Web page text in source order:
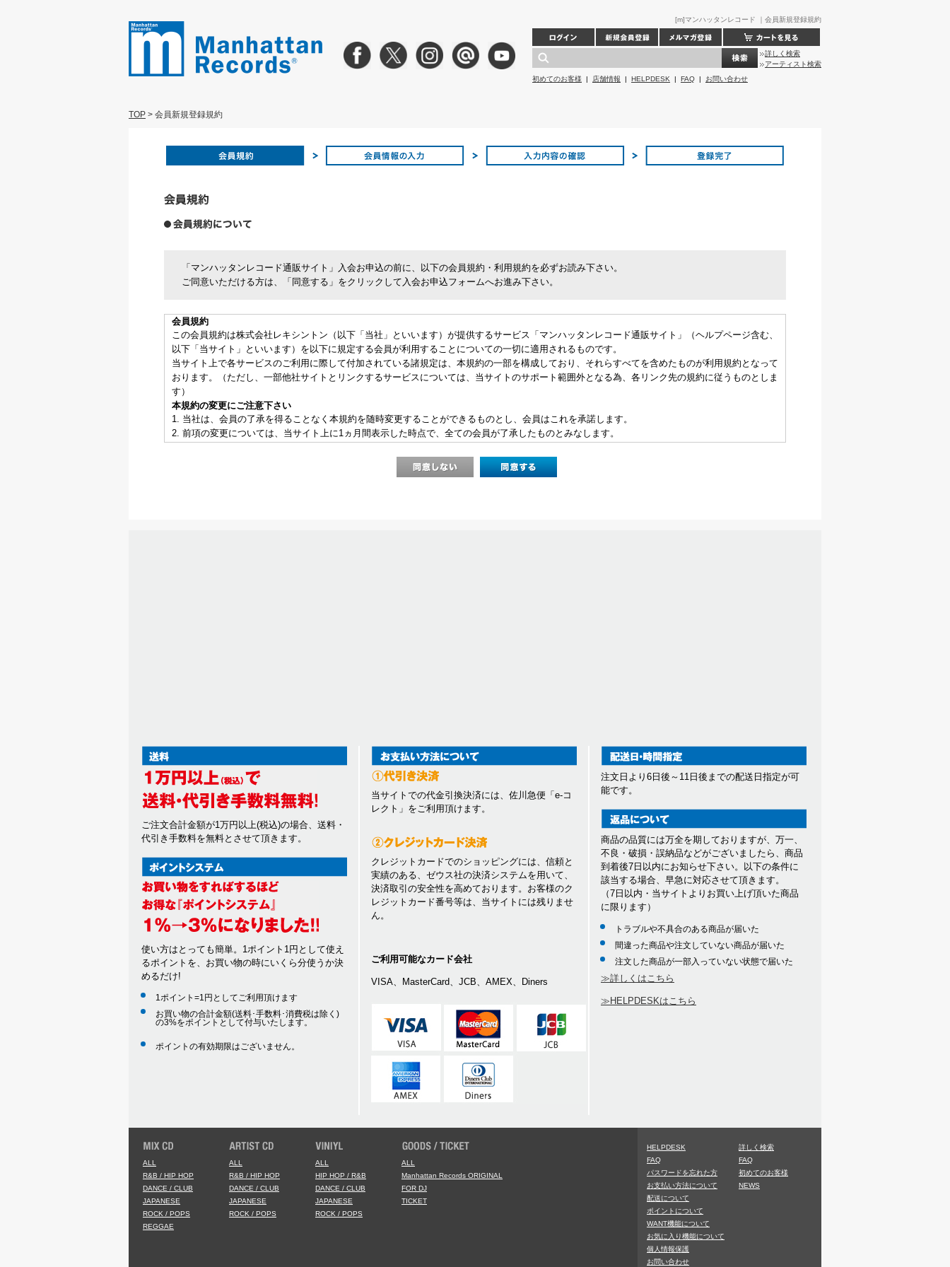
[m]マンハッタンレコード ｜会員新規登録規約
詳しく検索
アーティスト検索
初めてのお客様 | 店舗情報 | HELPDESK | FAQ | お問い合わせ
TOP > 会員新規登録規約
「マンハッタンレコード通販サイト」入会お申込の前に、以下の会員規約・利用規約を必ずお読み下さい。
ご同意いただける方は、「同意する」をクリックして入会お申込フォームへお進み下さい。
会員規約
この会員規約は株式会社レキシントン（以下「当社」といいます）が提供するサービス「マンハッタンレコード通販サイト」（ヘルプページ含む、
以下「当サイト」といいます）を以下に規定する会員が利用することについての一切に適用されるものです。
当サイト上で各サービスのご利用に際して付加されている諸規定は、本規約の一部を構成しており、それらすべてを含めたものが利用規約となって
おります。（ただし、一部他社サイトとリンクするサービスについては、当サイトのサポート範囲外となる為、各リンク先の規約に従うものとしま
す）
本規約の変更にご注意下さい
1. 当社は、会員の了承を得ることなく本規約を随時変更することができるものとし、会員はこれを承諾します。
2. 前項の変更については、当サイト上に1ヵ月間表示した時点で、全ての会員が了承したものとみなします。
1. 本規約の変更のケース以外に当社が必要と判断した場合、当社は、会員に対し随時必要な事項を通知します。
2. 前項の通知は、当サイト上に表示した時点で全ての会員に通知したものとみなします。
(a) 当サイトのシステムの保守を定期的に又は緊急に行う場合
(b) 火災、停電等により当サイトの提供ができなくなった場合
(c) 地震、噴火、洪水、津波等の天災により当サイトの提供ができなくなった場合
(d) 戦争、動乱、暴動、騒乱、労働争議等により当サイトの提供ができなくなった場合
(e) その他、運用上或は技術上当社が当サイトの一時的な中断が必要と判断した場合
2. 当社は、前項各号の場合以外の事由により当サイトの提供の遅延又は中断等が発生したとしても、これに起因する会員又は他の第三者が被った
損害について一切の責任をも負わないものとします。
禁止事項
1. 当サイト上では以下の行為を禁止します。
(a) 他の会員、第三者又は当社の著作権、その他知的所有権を侵害する行為
(b) 有害なコンピュータプログラム等を送信又は書き込む行為
(c) 第三者に不利益を与える行為
(d) 営利を目的として当サイトを利用する行為
(e) 公序良俗に反する行為
(g) その他、法令に反する行為
2. 会員が当サイトの利用にあたり、第三者に対して損害を与えた場合、当該会員は、自己の責任と費用をもって解決し、当社に迷惑を掛け或は損
3. 当社は当サイトの利用により発生した会員の損害全てに対し、いかなる責任をも負わないものとし、損害賠償をする一切の義務はないものとし
4. 会員が本条に違反して当社に損害を与えた場合、当社は、当該会員に対して被った損害の賠償を請求できるものとします。
行為はできないものとします。
会員の資格を当社で剥奪する場合があります
1. 会員が、以下の何れかの項目に該当する場合、当社は当該会員に事前に何ら通知又は催告することなく、除名処分とし、会員の資格を剥奪する
ことができるものとします。
(a) 登録時に虚偽の申告をした場合
ご注文合計金額が1万円以上(税込)の場合、送料・
代引き手数料を無料とさせて頂きます。
使い方はとっても簡単。1ポイント1円として使え
るポイントを、お買い物の時にいくら分使うか決
めるだけ!
1ポイント=1円としてご利用頂けます
お買い物の合計金額(送料･手数料･消費税は除く)
の3%をポイントとして付与いたします。
ポイントの有効期限はございません。
当サイトでの代金引換決済には、佐川急便「e-コ
レクト」をご利用頂けます。
クレジットカードでのショッピングには、信頼と
実績のある、ゼウス社の決済システムを用いて、
決済取引の安全性を高めております。お客様のク
レジットカード番号等は、当サイトには残りませ
ん。
ご利用可能なカード会社
VISA、MasterCard、JCB、AMEX、Diners
注文日より6日後～11日後までの配送日指定が可
能です。
商品の品質には万全を期しておりますが、万一、
不良・破損・誤納品などがございましたら、商品
到着後7日以内にお知らせ下さい。以下の条件に
該当する場合、早急に対応させて頂きます。
（7日以内・当サイトよりお買い上げ頂いた商品
に限ります）
トラブルや不具合のある商品が届いた
間違った商品や注文していない商品が届いた
注文した商品が一部入っていない状態で届いた
≫詳しくはこちら
≫HELPDESKはこちら
ALL
R&B / HIP HOP
DANCE / CLUB
JAPANESE
ROCK / POPS
REGGAE
ALL
R&B / HIP HOP
DANCE / CLUB
JAPANESE
ROCK / POPS
ALL
HIP HOP / R&B
DANCE / CLUB
JAPANESE
ROCK / POPS
ALL
Manhattan Records ORIGINAL
FOR DJ
TICKET
HELPDESK
FAQ
パスワードを忘れた方
お支払い方法について
配送について
ポイントについて
WANT機能について
お気に入り機能について
個人情報保護
お問い合わせ
詳しく検索
FAQ
初めてのお客様
NEWS